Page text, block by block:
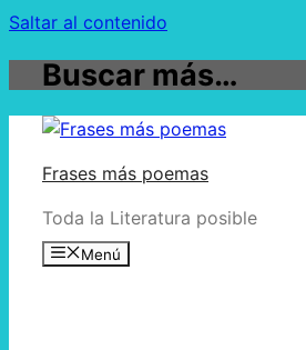
Saltar al contenido
Buscar más…
Frases más poemas
Toda la Literatura posible
Menú